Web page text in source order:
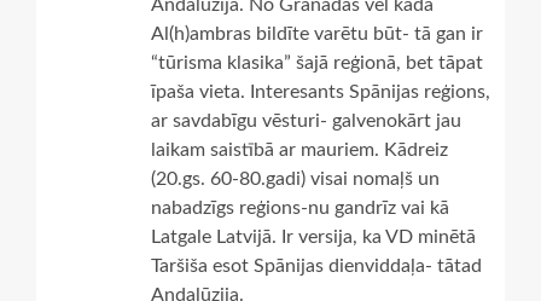
Andalūzijā. No Granādas vēl kāda
Al(h)ambras bildīte varētu būt- tā gan ir
“tūrisma klasika” šajā reģionā, bet tāpat
īpaša vieta. Interesants Spānijas reģions,
ar savdabīgu vēsturi- galvenokārt jau
laikam saistībā ar mauriem. Kādreiz
(20.gs. 60-80.gadi) visai nomaļš un
nabadzīgs reģions-nu gandrīz vai kā
Latgale Latvijā. Ir versija, ka VD minētā
Taršiša esot Spānijas dienviddaļa- tātad
Andalūzija.